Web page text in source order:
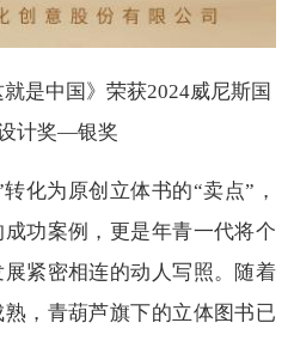
是中国》荣获2024威尼斯国
计奖—银奖
化为原创立体书的“卖点”，
功案例，更是年青一代将个
紧密相连的动人写照。随着
，青葫芦旗下的立体图书已